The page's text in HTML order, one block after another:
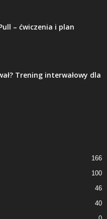
– ćwiczenia i plan
Trening interwałowy dla
166
100
46
40